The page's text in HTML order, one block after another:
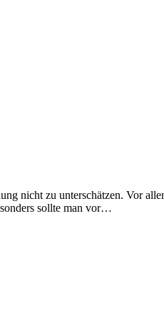
nicht zu unterschätzen. Vor
sollte man vor…